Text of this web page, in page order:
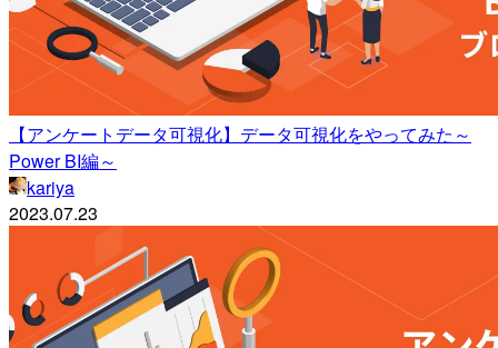
【アンケートデータ可視化】データ可視化をやってみた～
Power BI編～
kariya
2023.07.23